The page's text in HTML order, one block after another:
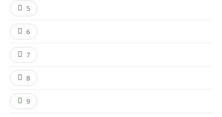
5
6
7
8
9